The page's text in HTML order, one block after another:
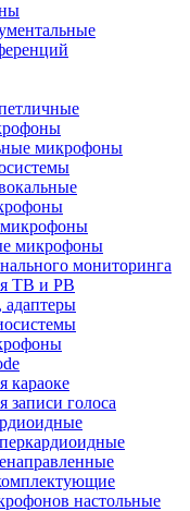
микрофоны
микрофоны
мониторинга
ТВ и РВ
адаптеры
караоке
голоса
настольные